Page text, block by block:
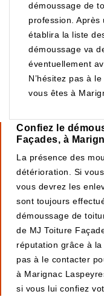
démoussage de
profession.
établira la liste
démoussage va
éventuellement
N’hésitez pas à
vous êtes à
Confiez le
Façades, à
La présence des
détérioration. Si
vous devrez les
sont toujours
démoussage de
de MJ Toiture
réputation grâce à
pas à le contacter
à Marignac
si vous lui confiez